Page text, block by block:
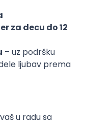
za decu do 12
– uz podršku
ljubav prema
u radu sa